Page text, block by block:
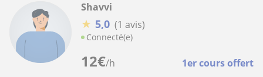
12€/h 1er cours offert
Shavvi
★ 5,0 (1 avis)
Connecté(e)